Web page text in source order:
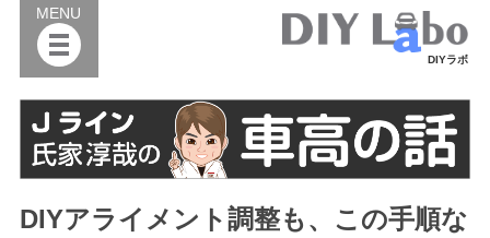
DIYラボ
MENU
DIYアライメント調整も、この手順な